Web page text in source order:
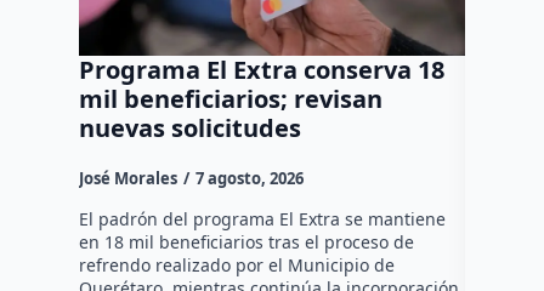
Programa El Extra conserva 18
mil beneficiarios; revisan
nuevas solicitudes
José Morales 7 agosto, 2026
El padrón del programa El Extra se mantiene
en 18 mil beneficiarios tras el proceso de
refrendo realizado por el Municipio de